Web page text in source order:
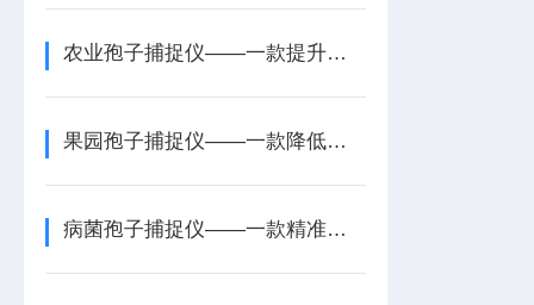
农业孢子捕捉仪——一款提升农业生产效率的田间孢子捕捉分析仪2025+派+送
果园孢子捕捉仪——一款降低环境污染的孢子采样捕捉仪2025+派+送
病菌孢子捕捉仪——一款精准防控的水稻孢子捕捉仪2025+派+送